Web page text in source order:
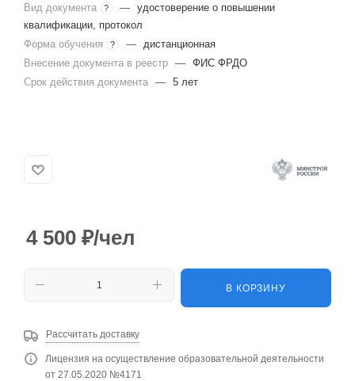
Вид документа ? — удостоверение о повышении
квалификации, протокол
Форма обучения
? —
дистанционная
Внесение документа в реестр — ФИС ФРДО
Срок действия документа — 5 лет
4 500 ₽/чел
В КОРЗИНУ
Рассчитать доставку
Лицензия на осуществление образовательной деятельности
от 27.05.2020 №4171